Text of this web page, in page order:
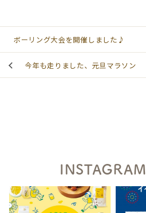
ボーリング大会を開催しました♪
今年も走りました、元旦マラソン
INSTAGRAM